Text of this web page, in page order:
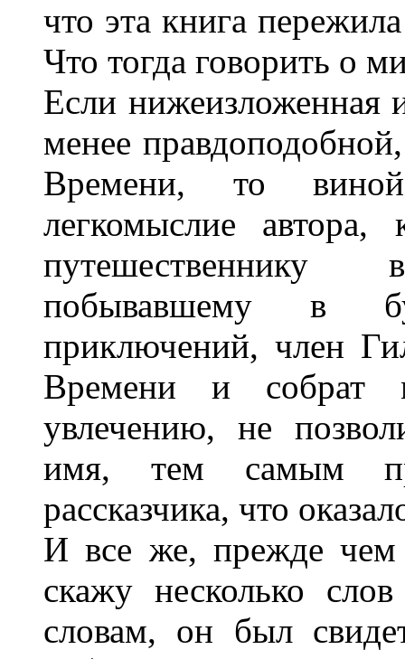
что эта книга
Что тогда говорить о
Если нижеизложенная
менее
Времени, то
легкомыслие
побывавшему в
приключений, член
Времени и
увлечению, не
имя, тем самым
рассказчика, что
И все же, прежде чем
скажу несколько
словам, он был